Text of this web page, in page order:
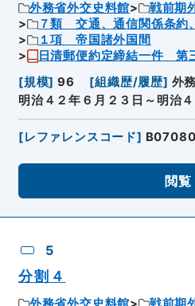
外務省外交史料館 戦前期
７類 交通、通信関係条約
１項 帝国諸外国間
日清郵便約定締結一件 第
[規模] 96 [組織歴/履歴] 外
明治４２年６月２３日～明治
[レファレンスコード]
閲覧
5
分割４